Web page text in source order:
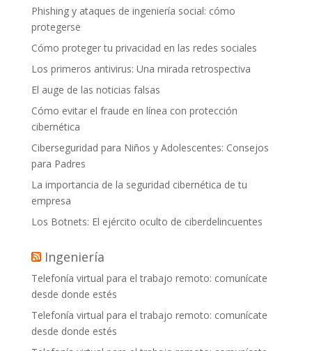
Phishing y ataques de ingeniería social: cómo
protegerse
Cómo proteger tu privacidad en las redes sociales
Los primeros antivirus: Una mirada retrospectiva
El auge de las noticias falsas
Cómo evitar el fraude en línea con protección
cibernética
Ciberseguridad para Niños y Adolescentes: Consejos
para Padres
La importancia de la seguridad cibernética de tu
empresa
Los Botnets: El ejército oculto de ciberdelincuentes
Ingeniería
Telefonía virtual para el trabajo remoto: comunícate
desde donde estés
Telefonía virtual para el trabajo remoto: comunícate
desde donde estés